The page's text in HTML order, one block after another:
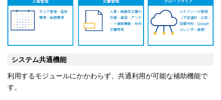
システム共通機能
利用するモジュールにかかわらず、共通利用が可能な補助機能で
す。